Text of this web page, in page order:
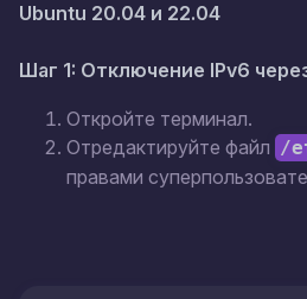
Ubuntu 20.04 и 22.04
Шаг 1: Отключение IPv6
Откройте терминал.
Отредактируйте файл /
правами